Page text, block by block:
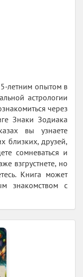
летним опытом в
астрологии
через
Знаки Зодиака
вы узнаете
близких, друзей,
сомневаться и
взгрустнете, но
Книга может
знакомством с